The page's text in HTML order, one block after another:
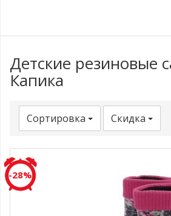
Детские резиновые
Капика
Сортировка Скидка
-28%